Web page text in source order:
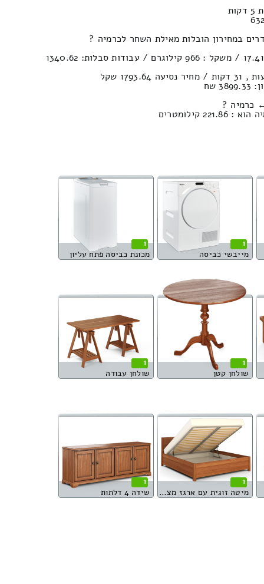
במחירון הובלות מאילת השחר לכרמיה ?
נפח הובלה (חפצים) : 17.41м³ / משקל : 966 קילוגרם / עבודות סבלות: 1340.62
שח
כרמיה ?
קילומטרים
1
מייבשי כביסה
1
מכונת כביסה פתח עליון
1
שולחן קטן
1
שולחן עבודה
1
מיטה זוגית עם ארגז מצעים
1
שידה 4 דלתות